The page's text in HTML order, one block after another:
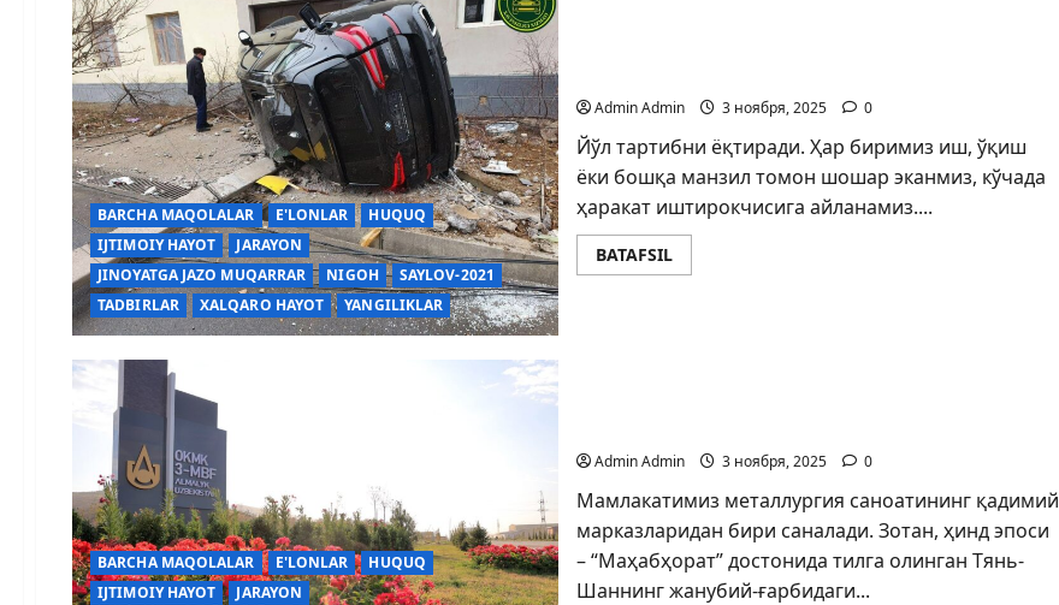
BARCHA MAQOLALAR E'LONLAR
HUQUQ
IJTIMOIY HAYOT
JARAYON
JINOYATGA JAZO MUQARRAR
NIGOH
SAYLOV-2021
TADBIRLAR
XALQARO HAYOT YANGILIKLAR
Admin Admin 3 ноября, 2025 0
Йўл тартибни ёқтиради. Ҳар биримиз иш, ўқиш
ёки бошқа манзил томон шошар эканмиз, кўчада
ҳаракат иштирокчисига айланамиз....
BATAFSIL
BARCHA MAQOLALAR E'LONLAR
HUQUQ
IJTIMOIY HAYOT
JARAYON
Admin Admin 3 ноября, 2025 0
Мамлакатимиз металлургия саноатининг қадимий
марказларидан бири саналади. Зотан, ҳинд эпоси
– “Маҳабҳорат” достонида тилга олинган Тянь-
Шаннинг жанубий-ғарбидаги...